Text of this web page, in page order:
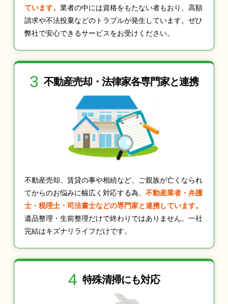
ています。 業者の中には資格をもたない者もおり、高額
請求や不法投棄などのトラブルが発生しています。ぜひ
弊社で安心できるサービスをお受けください。
3 不動産売却・法律家各専門家と連携
不動産売却、賃貸の事や相続など、ご親族が亡くなられ
てからのお悩みに幅広く対応する為、 不動産業者・弁護
士・税理士・司法書士などの専門家と連携しています。
遺品整理・生前整理だけで終わりではありません。一社
完結はキズナリライフだけです。
4 特殊清掃にも対応